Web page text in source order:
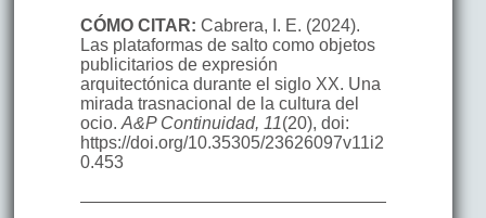
CÓMO CITAR: Cabrera, I. E. (2024).
Las plataformas de salto como objetos
publicitarios de expresión
arquitectónica durante el siglo XX. Una
mirada trasnacional de la cultura del
ocio.A&P Continuidad, 11(20), doi:
https://doi.org/10.35305/23626097v11i2
0.453